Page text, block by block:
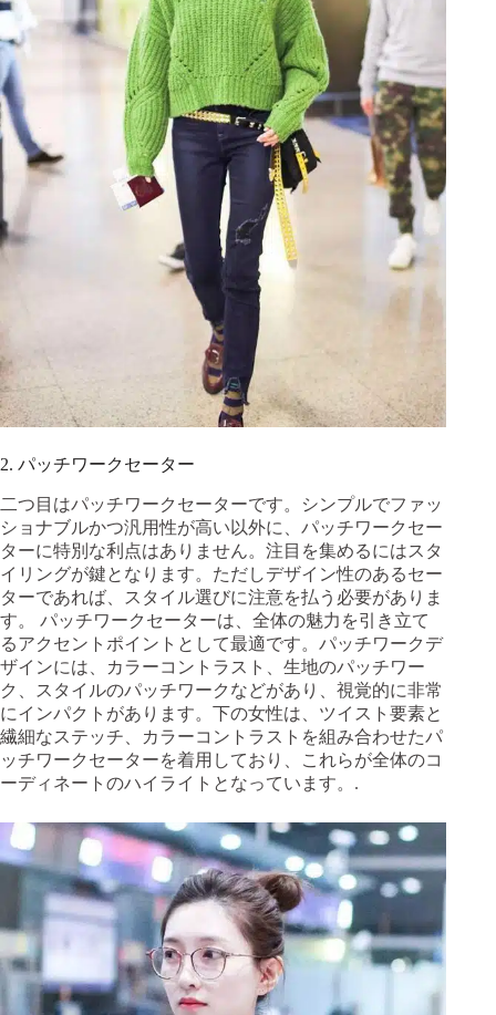
2. パッチワークセーター
二つ目はパッチワークセーターです。シンプルでファッ
ショナブルかつ汎用性が高い以外に、パッチワークセー
ターに特別な利点はありません。注目を集めるにはスタ
イリングが鍵となります。ただしデザイン性のあるセー
ターであれば、スタイル選びに注意を払う必要がありま
す。 パッチワークセーターは、全体の魅力を引き立て
るアクセントポイントとして最適です。パッチワークデ
ザインには、カラーコントラスト、生地のパッチワー
ク、スタイルのパッチワークなどがあり、視覚的に非常
にインパクトがあります。下の女性は、ツイスト要素と
繊細なステッチ、カラーコントラストを組み合わせたパ
ッチワークセーターを着用しており、これらが全体のコ
ーディネートのハイライトとなっています。.